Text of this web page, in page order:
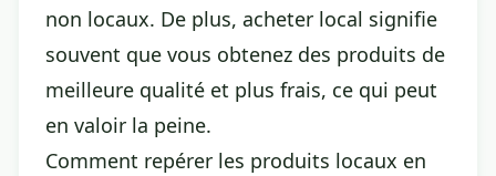
non locaux. De plus, acheter local signifie
souvent que vous obtenez des produits de
meilleure qualité et plus frais, ce qui peut
en valoir la peine.
Comment repérer les produits locaux en